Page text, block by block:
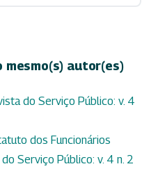
autor(es)
do Serviço Público: v. 4
dos Funcionários
Serviço Público: v. 4 n. 2